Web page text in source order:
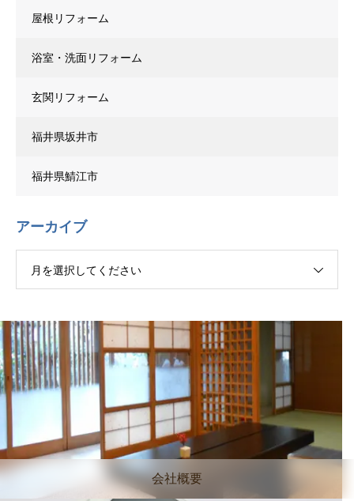
屋根リフォーム
浴室・洗面リフォーム
玄関リフォーム
福井県坂井市
福井県鯖江市
アーカイブ
月を選択してください
会社概要